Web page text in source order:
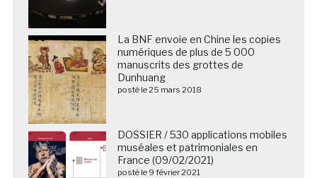
La BNF envoie en Chine les copies
numériques de plus de 5 000
manuscrits des grottes de
Dunhuang
posté le 25 mars 2018
DOSSIER / 530 applications mobiles
muséales et patrimoniales en
France (09/02/2021)
posté le 9 février 2021